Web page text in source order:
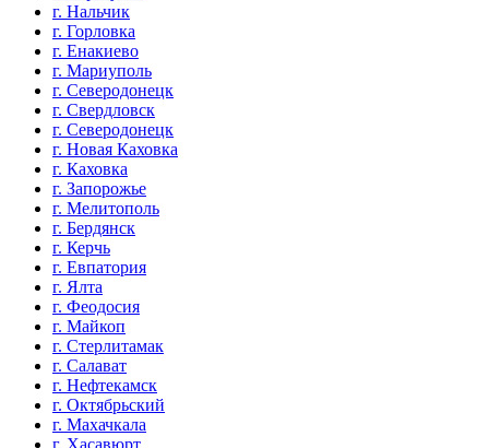
г. Нальчик
г. Горловка
г. Енакиево
г. Мариуполь
г. Северодонецк
г. Свердловск
г. Северодонецк
г. Новая Каховка
г. Каховка
г. Запорожье
г. Мелитополь
г. Бердянск
г. Керчь
г. Евпатория
г. Ялта
г. Феодосия
г. Майкоп
г. Стерлитамак
г. Салават
г. Нефтекамск
г. Октябрьский
г. Махачкала
г. Хасавюрт